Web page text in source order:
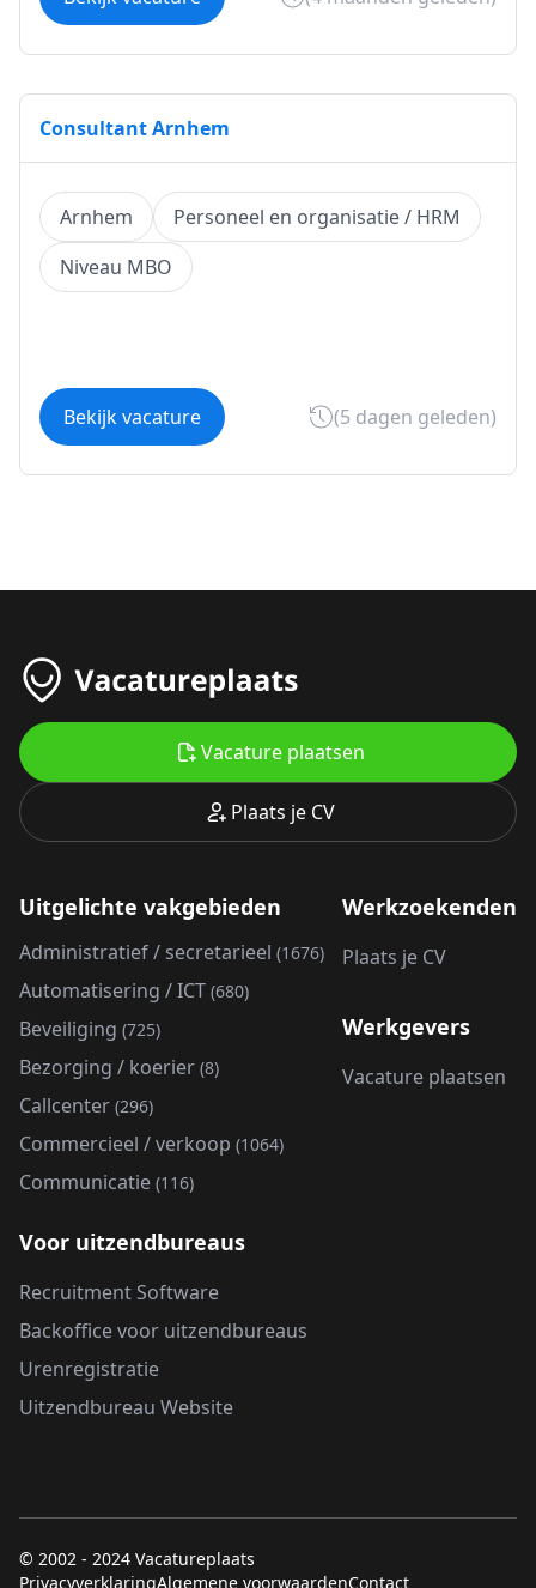
Consultant Arnhem
Arnhem
Personeel en organisatie / HRM
Niveau MBO
Bekijk vacature (5 dagen geleden)
Plaats je CV
Vacature plaatsen
Uitgelichte vakgebieden
Administratief / secretarieel (1676)
Automatisering / ICT (680)
Beveiliging (725)
Bezorging / koerier (8)
Callcenter (296)
Commercieel / verkoop (1064)
Communicatie (116)
Werkzoekenden
Plaats je CV
Werkgevers
Vacature plaatsen
Voor uitzendbureaus
Recruitment Software
Backoffice voor uitzendbureaus
Urenregistratie
Uitzendbureau Website
© 2002 - 2024 Vacatureplaats
PrivacyverklaringAlgemene voorwaardenContact